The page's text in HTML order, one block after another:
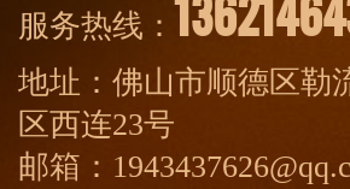
服务热线：
地址：佛山市顺德区勒
区西连23号
邮箱：